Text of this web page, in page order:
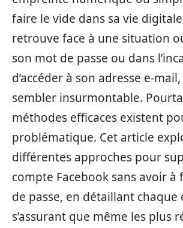
faire le vide dans sa vie digitale.
retrouve face à une situation
son mot de passe ou dans
d’accéder à son adresse e-
sembler insurmontable.
méthodes efficaces existent
problématique. Cet article
différentes approches pour
compte Facebook sans avoir
de passe, en détaillant chaque
s’assurant que même les plus